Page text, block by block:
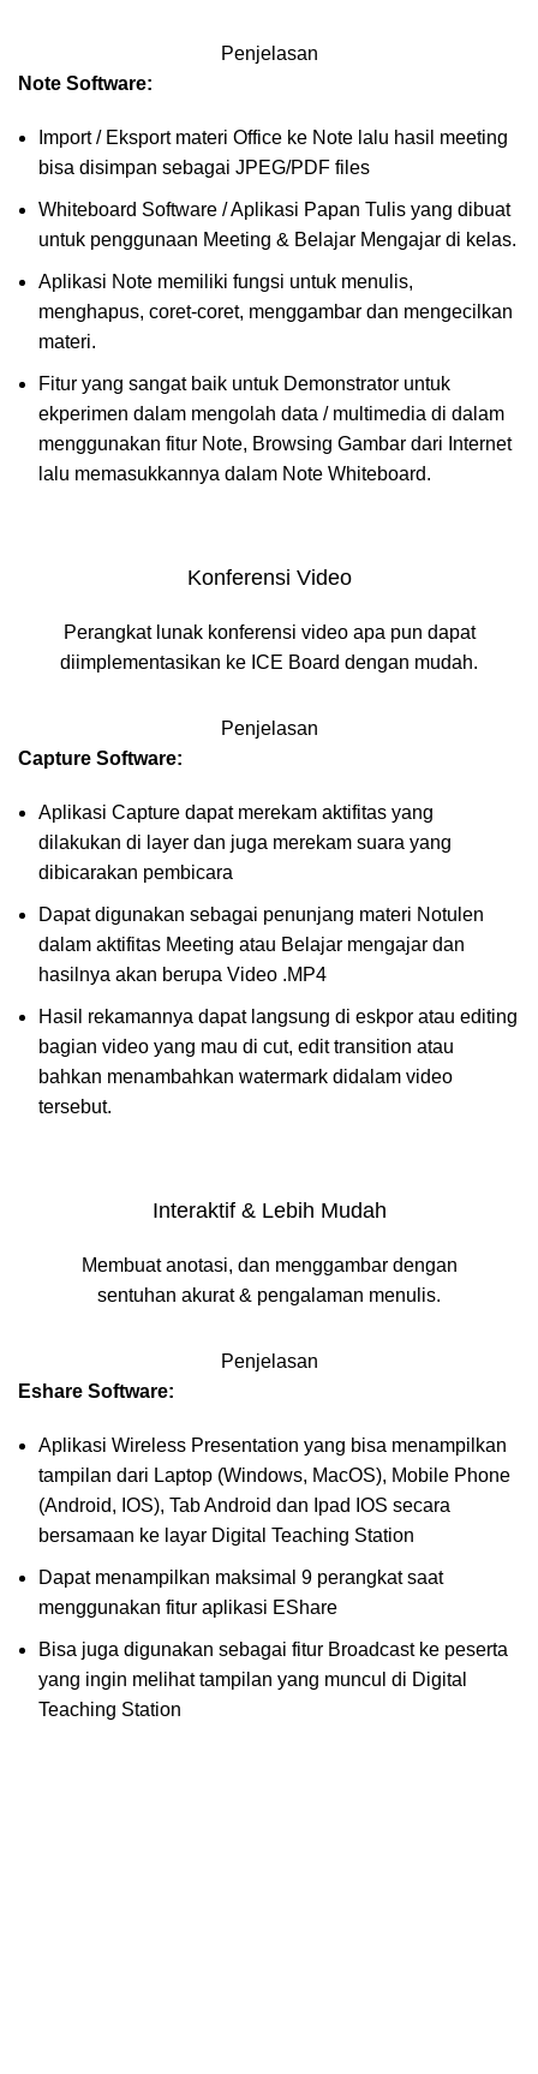
Penjelasan
Note Software:
Import / Eksport materi Office ke Note lalu hasil meeting
bisa disimpan sebagai JPEG/PDF files
Whiteboard Software / Aplikasi Papan Tulis yang dibuat
untuk penggunaan Meeting & Belajar Mengajar di kelas.
Aplikasi Note memiliki fungsi untuk menulis,
menghapus, coret-coret, menggambar dan mengecilkan
materi.
Fitur yang sangat baik untuk Demonstrator untuk
ekperimen dalam mengolah data / multimedia di dalam
menggunakan fitur Note, Browsing Gambar dari Internet
lalu memasukkannya dalam Note Whiteboard.
Konferensi Video
Perangkat lunak konferensi video apa pun dapat
diimplementasikan ke ICE Board dengan mudah.
Penjelasan
Capture Software:
Aplikasi Capture dapat merekam aktifitas yang
dilakukan di layer dan juga merekam suara yang
dibicarakan pembicara
Dapat digunakan sebagai penunjang materi Notulen
dalam aktifitas Meeting atau Belajar mengajar dan
hasilnya akan berupa Video .MP4
Hasil rekamannya dapat langsung di eskpor atau editing
bagian video yang mau di cut, edit transition atau
bahkan menambahkan watermark didalam video
tersebut.
Interaktif & Lebih Mudah
Membuat anotasi, dan menggambar dengan
sentuhan akurat & pengalaman menulis.
Penjelasan
Eshare Software:
Aplikasi Wireless Presentation yang bisa menampilkan
tampilan dari Laptop (Windows, MacOS), Mobile Phone
(Android, IOS), Tab Android dan Ipad IOS secara
bersamaan ke layar Digital Teaching Station
Dapat menampilkan maksimal 9 perangkat saat
menggunakan fitur aplikasi EShare
Bisa juga digunakan sebagai fitur Broadcast ke peserta
yang ingin melihat tampilan yang muncul di Digital
Teaching Station